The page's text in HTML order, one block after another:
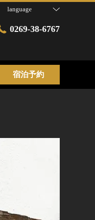
language
0269-38-6767
宿泊予約